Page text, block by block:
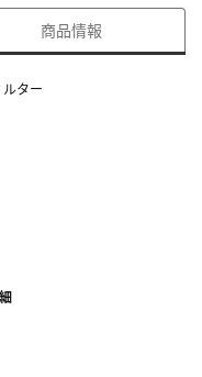
商品情報
ター